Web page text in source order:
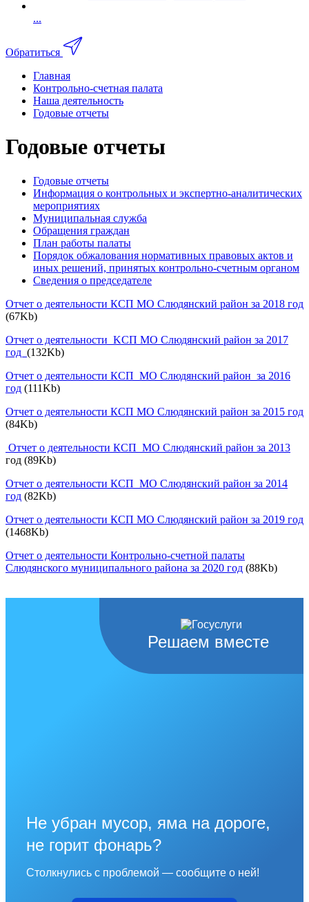
...
Обратиться
Главная
Контрольно-счетная палата
Наша деятельность
Годовые отчеты
Годовые отчеты
Годовые отчеты
Информация о контрольных и экспертно-аналитических
мероприятиях
Муниципальная служба
Обращения граждан
План работы палаты
Порядок обжалования нормативных правовых актов и
иных решений, принятых контрольно-счетным органом
Сведения о председателе
Отчет о деятельности КСП МО Слюдянский район за 2018 год
(67Kb)
Oтчет o деятельности KСП MO Слюдянский район зa 2017
год (132Kb)
Отчет о деятельности КСП МО Слюдянский район за 2016
год (111Kb)
Отчет о деятельности КСП МО Слюдянский район за 2015 год
(84Kb)
Отчет о деятельности КСП МО Слюдянский район за 2013
год (89Kb)
Отчет о деятельности КСП МО Слюдянский район за 2014
год (82Kb)
Отчет о деятельности КСП МО Слюдянский район за 2019 год
(1468Kb)
Отчет о деятельности Контрольно-счетной палаты
Слюдянского муниципального района за 2020 год (88Kb)
Решаем вместе
Не убран мусор, яма на дороге,
не горит фонарь?
Столкнулись с проблемой — сообщите о ней!